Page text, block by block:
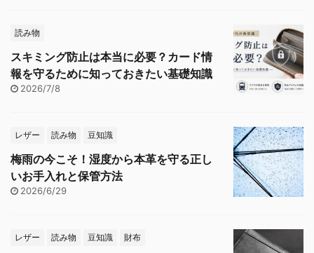
読み物
スキミング防止は本当に必要？カード情
報を守るために知っておきたい基礎知識
2026/7/8
レザー 読み物 豆知識
梅雨の今こそ！湿度から本革を守る正し
いお手入れと保管方法
2026/6/29
レザー 読み物 豆知識 財布